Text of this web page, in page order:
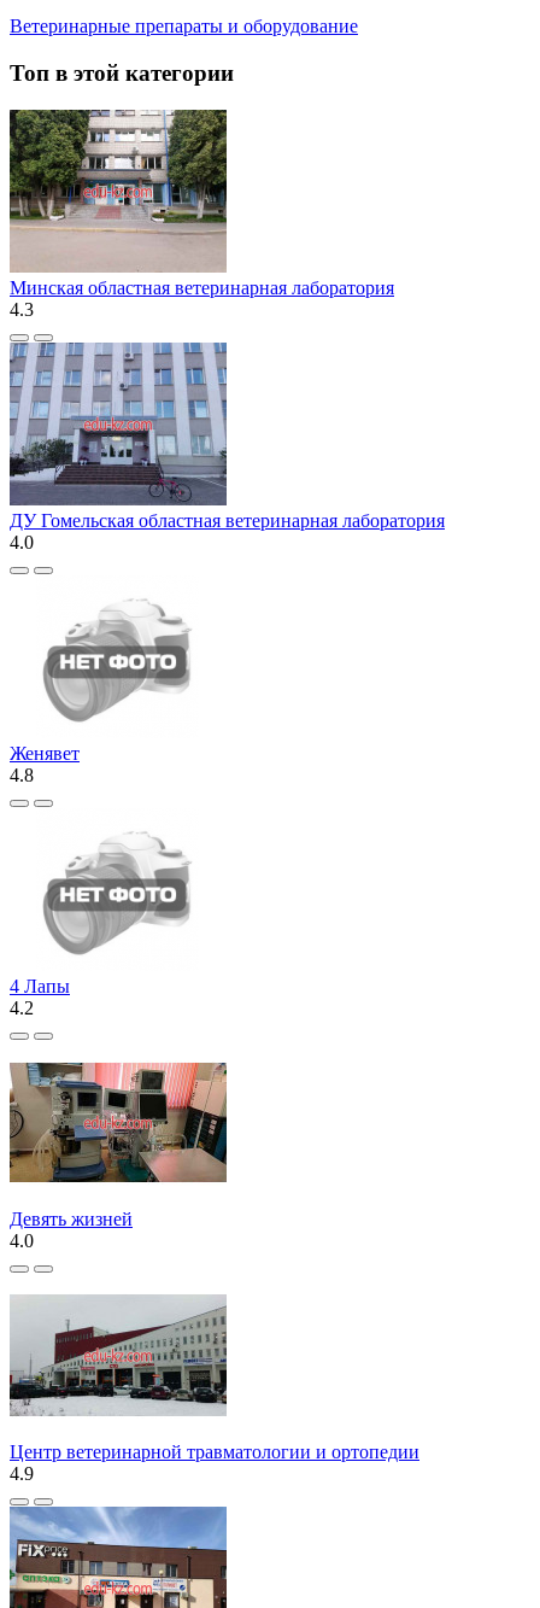
Ветеринарные препараты и оборудование
Топ в этой категории
Минская областная ветеринарная лаборатория
4.3
ДУ Гомельская областная ветеринарная лаборатория
4.0
Женявет
4.8
4 Лапы
4.2
Девять жизней
4.0
Центр ветеринарной травматологии и ортопедии
4.9